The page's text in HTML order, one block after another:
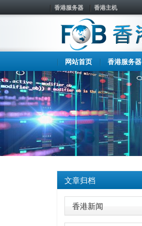
香港服务器 香港主机
网站首页 香港服务器
文章归档
香港新闻